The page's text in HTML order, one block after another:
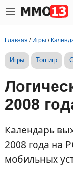
Главная / Игры /
Игры Топ игр
2008
Календарь
2008 года на
мобильных